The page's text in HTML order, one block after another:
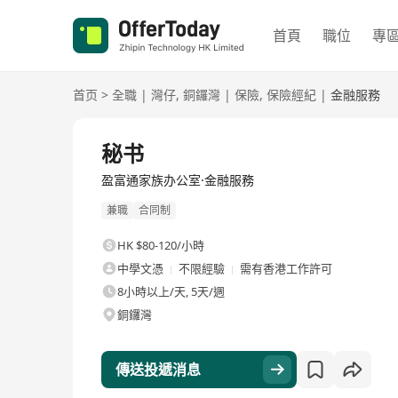
首頁 職位 專
首页 > 全職 | 灣仔, 銅鑼灣 | 保險, 保險經紀 | 金融服務
秘书
盈富通家族办公室·金融服務
兼職 合同制
HK $80-120/小時
中學文憑
不限經驗
需有香港工作許可
8小時以上/天, 5天/週
銅鑼灣
傳送投遞消息